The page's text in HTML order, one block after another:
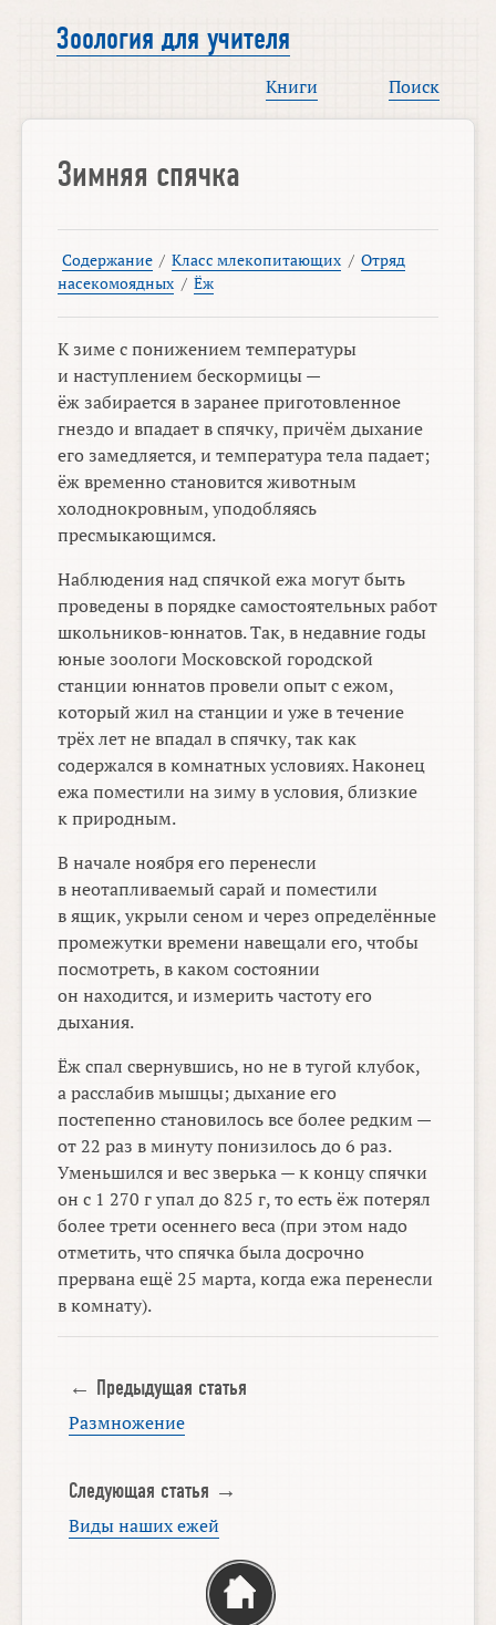
Зоология для учителя
Книги Поиск
Зимняя спячка
Содержание / Класс млекопитающих / Отряд
насекомоядных / Ёж
К зиме с понижением температуры
и наступлением бескормицы —
ёж забирается в заранее приготовленное
гнездо и впадает в спячку, причём дыхание
его замедляется, и температура тела падает;
ёж временно становится животным
холоднокровным, уподобляясь
пресмыкающимся.
Наблюдения над спячкой ежа могут быть
проведены в порядке самостоятельных работ
школьников-юннатов. Так, в недавние годы
юные зоологи Московской городской
станции юннатов провели опыт с ежом,
который жил на станции и уже в течение
трёх лет не впадал в спячку, так как
содержался в комнатных условиях. Наконец
ежа поместили на зиму в условия, близкие
к природным.
В начале ноября его перенесли
в неотапливаемый сарай и поместили
в ящик, укрыли сеном и через определённые
промежутки времени навещали его, чтобы
посмотреть, в каком состоянии
он находится, и измерить частоту его
дыхания.
Ёж спал свернувшись, но не в тугой клубок,
а расслабив мышцы; дыхание его
постепенно становилось все более редким —
от 22 раз в минуту понизилось до 6 раз.
Уменьшился и вес зверька — к концу спячки
он с 1 270 г упал до 825 г, то есть ёж потерял
более трети осеннего веса (при этом надо
отметить, что спячка была досрочно
прервана ещё 25 марта, когда ежа перенесли
в комнату).
← Предыдущая статья
Размножение
Следующая статья →
Виды наших ежей